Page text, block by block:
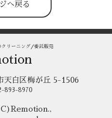
へ戻る
クリーニング/委託販売
天白区梅が丘 5-1506
893-8970